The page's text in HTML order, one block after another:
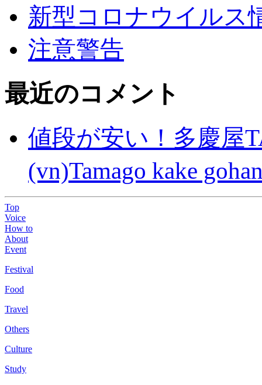
新型コロナウイルス
注意警告
最近のコメント
値段が安い！多慶屋
(vn)Tamago kake
Top
Voice
How to
About
Event
Festival
Food
Travel
Others
Culture
Study